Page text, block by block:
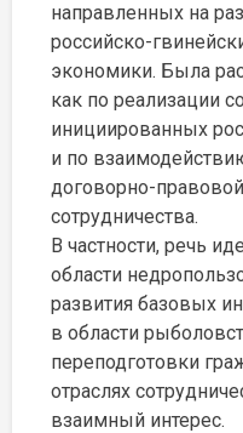
направленных на
российско-
экономики. Была
как по реализации
инициированных
и по
договорно-
сотрудничества.
В частности, речь
области
развития базовых
в области
переподготовки
отраслях
взаимный интерес.